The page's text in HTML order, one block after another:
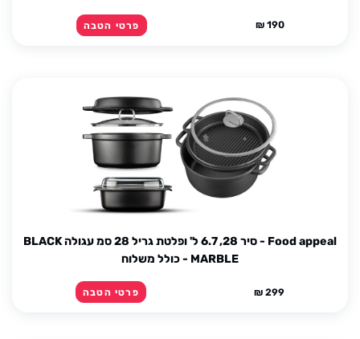
190 ₪ פרטי הטבה
Food appeal - סיר 28, 6.7 ל' ופלטת גריל 28 סמ עגולה BLACK
MARBLE - כולל משלוח
299 ₪ פרטי הטבה